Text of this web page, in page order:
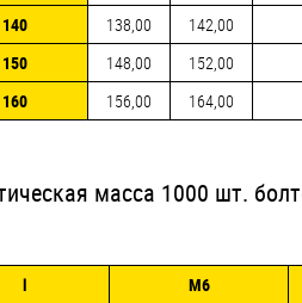
140
138,00 142,00
150
148,00 152,00
160
156,00 164,00
масса 1000 шт.
l М6